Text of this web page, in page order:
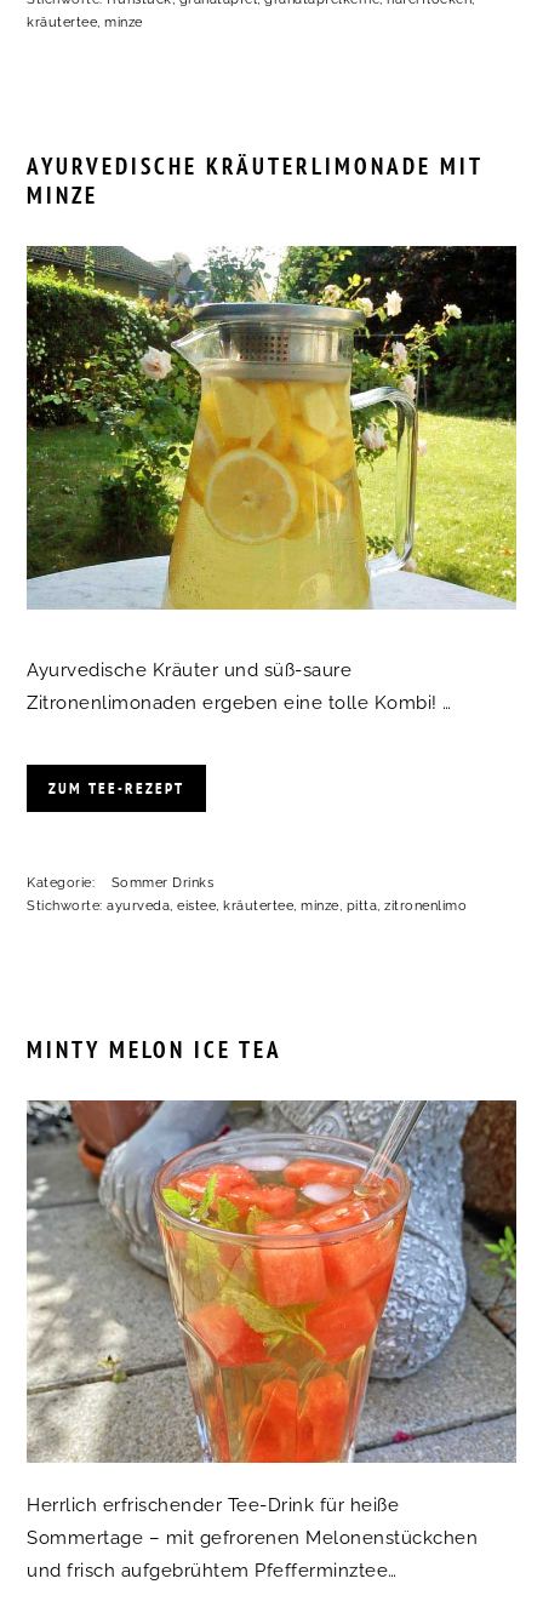
kräutertee,minze
AYURVEDISCHE KRÄUTERLIMONADE MIT
MINZE
Ayurvedische Kräuter und süß-saure
Zitronenlimonaden ergeben eine tolle Kombi! …
ZUM TEE-REZEPT
Kategorie:
Sommer Drinks
Stichworte:ayurveda ,eistee ,kräutertee ,minze pitta ,zitronenlimo
MINTY MELON ICE TEA
Herrlich erfrischender Tee-Drink für heiße
Sommertage – mit gefrorenen Melonenstückchen
und frisch aufgebrühtem Pfefferminztee…